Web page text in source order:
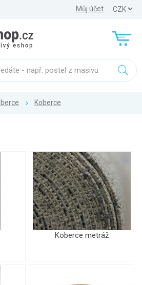
Můj účet
Koberce
Koberce metráž